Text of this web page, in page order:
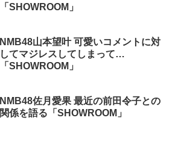
「SHOWROOM」
NMB48山本望叶 可愛いコメントに対
してマジレスしてしまって…
「SHOWROOM」
NMB48佐月愛果 最近の前田令子との
関係を語る「SHOWROOM」